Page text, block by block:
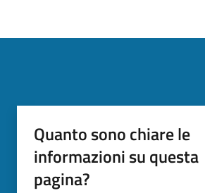
Quanto sono chiare le
informazioni su questa
pagina?